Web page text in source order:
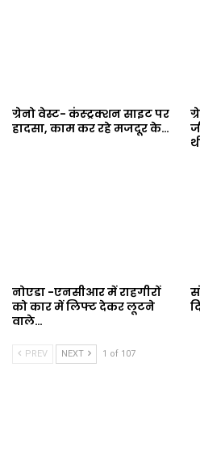
ग्रेनो वेस्ट- कंस्ट्रक्शन साइट पर
हादसा, काम कर रहे मजदूर के…
नोएडा -एनसीआर में राहगीरों
को कार में लिफ्ट देकर लूटने
वाले…
PREV NEXT 1 of 107